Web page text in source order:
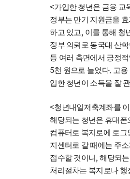
<가입한 청년은 금융 교
정부는 만기 지원금을
하고 있고, 이를 통해 청
정부 의뢰로 동국대 산학
등 여러 측면에서 긍정
5천 원으로 늘었다. 고
입한 청년이 소득을 잘
<청년내일저축계좌를
해당되는 청년은 휴대폰
컴퓨터로 복지로에 로그
지센터로 갈 때에는 주
접수할 것이니 ,해당되
처리절차는 복지로나 행